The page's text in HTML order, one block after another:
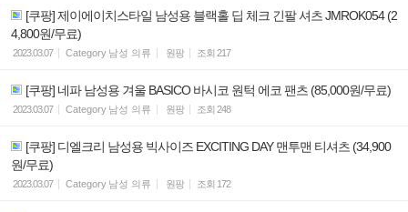
[쿠팡] 제이에이치스타일 남성용 블랙홀 딥 체크 긴팔 셔츠 JMROK054 (2
4,800원/무료)
2023.03.07 Category 남성 의류 원팡 조회 217
[쿠팡] 네파 남성용 겨울 BASICO 바시코 원턱 에코 팬츠 (85,000원/무료)
2023.03.07 Category 남성 의류 원팡 조회 248
[쿠팡] 디엘크리 남성용 빅사이즈 EXCITING DAY 맨투맨 티셔츠 (34,900
원/무료)
2023.03.07 Category 남성 의류 원팡 조회 172